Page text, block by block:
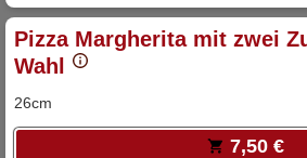
Pizza Margherita mit zwei
Wahl
26cm
7,50 €